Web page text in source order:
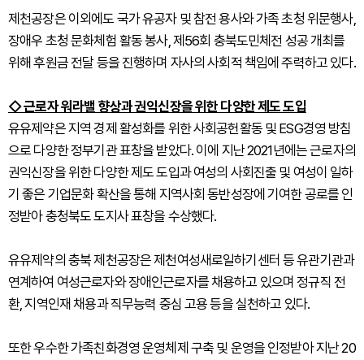
제천공장은 이외에도 국가 유공자 및 참전 용사와 가족 초청 위문행사,
장애우 초청 문화체험 활동 봉사, 제56회 충북도민체전 성공 개최를
위해 후원금 전달 등을 진행하며 자사의 사회적 책임에 주력하고 있다.
◇ 근로자 워라밸 향상과 권익신장을 위한 다양한 제도 도입
유유제약은 지역 경제 활성화를 위한 사회공헌활동 및 ESG경영 방침
으로 다양한 정부기관 표창을 받았다. 이에 지난 2021년에는 근로자의
권익신장을 위한 다양한 제도 도입과 여성의 사회진출 및 여성이 일하
기 좋은 기업문화 확산을 통해 지역사회 동반성장에 기여한 공로를 인
정받아 충청북도 도지사 표창을 수상했다.
유유제약의 충북 제천공장은 제천여성새로일하기센터 등 유관기관과
연계하여 여성근로자와 장애인근로자를 채용하고 있으며 정규직 전
환, 지역인재 채용과 직무능력 중심 고용 등을 실천하고 있다.
또한 우수한 가족친화경영 운영체제 구축 및 운영을 인정받아 지난 20